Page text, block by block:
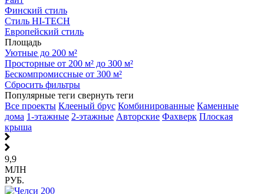
Финский стиль
Стиль HI-TECH
Европейский стиль
Площадь
Уютные до 200 м²
Просторные от 200 м² до 300 м²
Бескомпромиссные от 300 м²
Сбросить фильтры
Популярные теги свернуть теги
Все проекты Клееный брус Комбинированные Каменные
дома 1-этажные 2-этажные Авторские Фахверк Плоская
крыша
9,9
МЛН
РУБ.